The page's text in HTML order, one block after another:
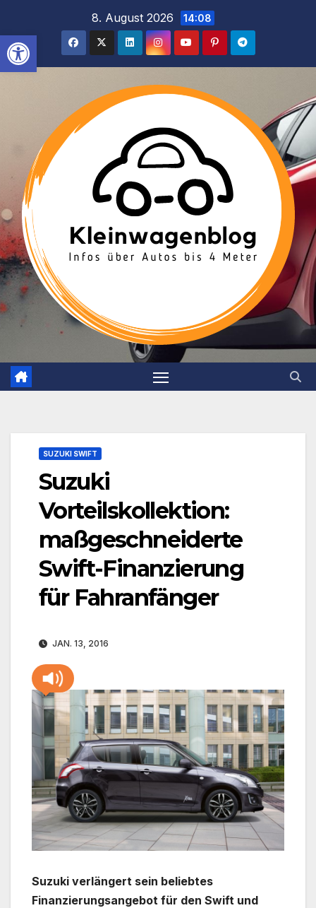
Werkzeugleiste öffnen
springen
8. August 2026 14:08
SUZUKI SWIFT
Suzuki
Vorteilskollektion:
maßgeschneiderte
Swift-Finanzierung
für Fahranfänger
JAN. 13, 2016
Suzuki verlängert sein beliebtes
Finanzierungsangebot für den Swift und